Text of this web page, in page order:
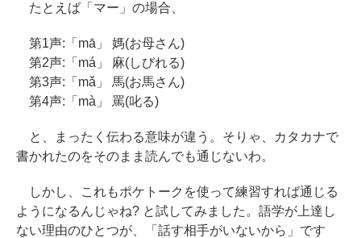
たとえば「マー」の場合、
第1声:「mā」 媽(お母さん)
第2声:「má」 麻(しびれる)
第3声:「mǎ」 馬(お馬さん)
第4声:「mà」 罵(叱る)
と、まったく伝わる意味が違う。そりゃ、カタカナで
書かれたのをそのまま読んでも通じないわ。
しかし、これもポケトークを使って練習すれば通じる
ようになるんじゃね? と試してみました。語学が上達し
ない理由のひとつが、「話す相手がいないから」です